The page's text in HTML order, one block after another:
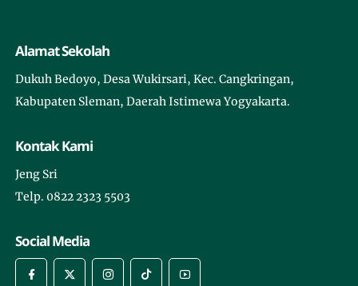
Alamat Sekolah
Dukuh Bedoyo, Desa Wukirsari, Kec. Cangkringan,
Kabupaten Sleman, Daerah Istimewa Yogyakarta.
Kontak Kami
Jeng Sri
Telp. 0822 2323 5503
Social Media